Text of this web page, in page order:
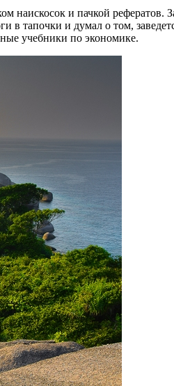
наискосок и пачкой
в тапочки и думал о том,
учебники по экономике.